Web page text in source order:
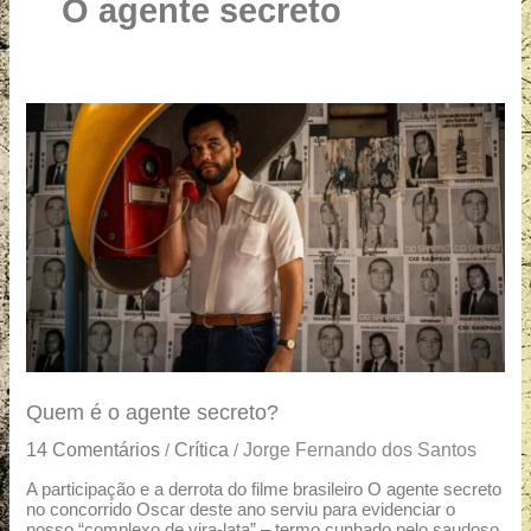
e
O agente secreto
Quem é o agente secreto?
14 Comentários / Crítica /Jorge Fernando dos Santos
A participação e a derrota do filme brasileiro O agente secreto
no concorrido Oscar deste ano serviu para evidenciar o
Quem
é
o
agente
secreto?